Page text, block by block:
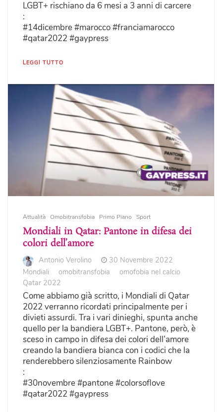
LGBT+ rischiano da 6 mesi a 3 anni di carcere
:
#14dicembre #marocco #franciamarocco
#qatar2022 #gaypress
LEGGI TUTTO
Attualità Omobitransfobia Primo Piano Sport
Mondiali in Qatar: Pantone in difesa dei
colori dell’amore
Antonio Verolino
30 Novembre 2022
Mondiali
omobitransfobia
omofobia nel calcio
Qatar 2022
Come abbiamo già scritto, i Mondiali di Qatar
2022 verranno ricordati principalmente per i
divieti assurdi. Tra i vari dinieghi, spunta anche
quello per la bandiera LGBT+. Pantone, però, è
sceso in campo in difesa dei colori dell’amore
creando la bandiera bianca con i codici che la
renderebbero silenziosamente Rainbow
:
#30novembre #pantone #colorsoflove
#qatar2022 #gaypress